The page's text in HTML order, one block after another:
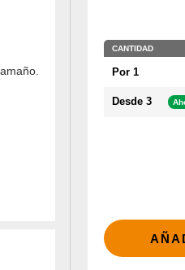
CANTIDAD
Por 1
Desde 3